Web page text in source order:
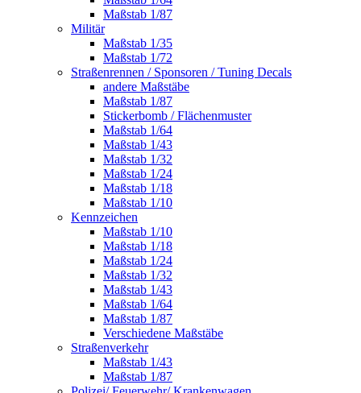
Maßstab 1/87
Militär
Maßstab 1/35
Maßstab 1/72
Straßenrennen / Sponsoren / Tuning Decals
andere Maßstäbe
Maßstab 1/87
Stickerbomb / Flächenmuster
Maßstab 1/64
Maßstab 1/43
Maßstab 1/32
Maßstab 1/24
Maßstab 1/18
Maßstab 1/10
Kennzeichen
Maßstab 1/10
Maßstab 1/18
Maßstab 1/24
Maßstab 1/32
Maßstab 1/43
Maßstab 1/64
Maßstab 1/87
Verschiedene Maßstäbe
Straßenverkehr
Maßstab 1/43
Maßstab 1/87